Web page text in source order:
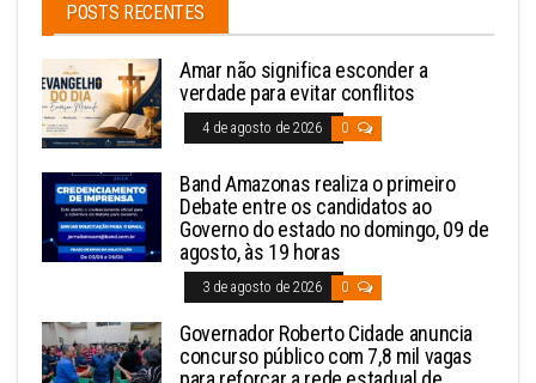
POSTS RECENTES
Amar não significa esconder a
verdade para evitar conflitos
4 de agosto de 2026 0
Band Amazonas realiza o primeiro
Debate entre os candidatos ao
Governo do estado no domingo, 09 de
agosto, às 19 horas
3 de agosto de 2026 0
Governador Roberto Cidade anuncia
concurso público com 7,8 mil vagas